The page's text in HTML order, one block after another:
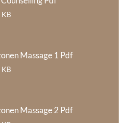
KB
Massage 1 Pdf
KB
Massage 2 Pdf